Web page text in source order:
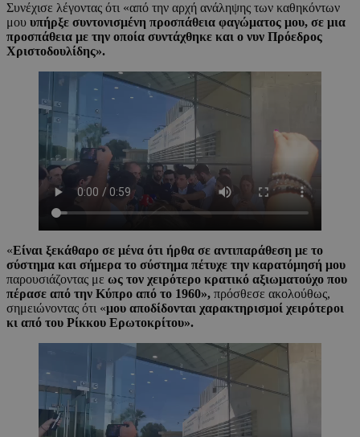
Συνέχισε λέγοντας ότι «από την αρχή ανάληψης των καθηκόντων
μου υπήρξε συντονισμένη προσπάθεια φαγώματος μου, σε μια
προσπάθεια με την οποία συντάχθηκε και ο νυν Πρόεδρος
Χριστοδουλίδης».
«Είναι ξεκάθαρο σε μένα ότι ήρθα σε αντιπαράθεση με το
σύστημα και σήμερα το σύστημα πέτυχε την καρατόμησή μου
παρουσιάζοντας με ως τον χειρότερο κρατικό αξιωματούχο που
πέρασε από την Κύπρο από το 1960», πρόσθεσε ακολούθως,
σημειώνοντας ότι «μου αποδίδονται χαρακτηρισμοί χειρότεροι
κι από του Ρίκκου Ερωτοκρίτου».